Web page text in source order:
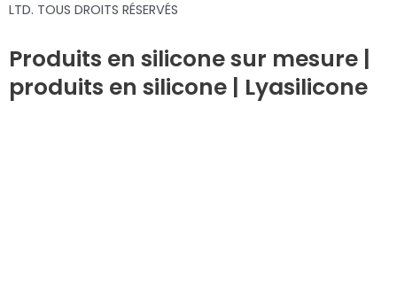
LTD. TOUS DROITS RÉSERVÉS
Produits en silicone sur mesure |
produits en silicone | Lyasilicone